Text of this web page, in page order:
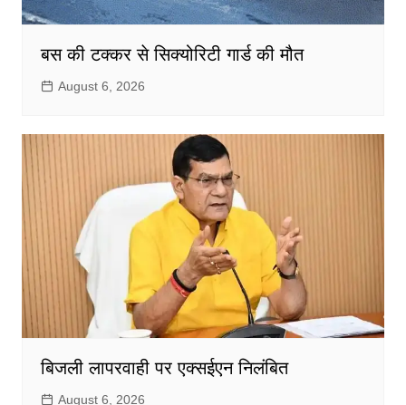
बस की टक्कर से सिक्योरिटी गार्ड की मौत
August 6, 2026
बिजली लापरवाही पर एक्सईएन निलंबित
August 6, 2026